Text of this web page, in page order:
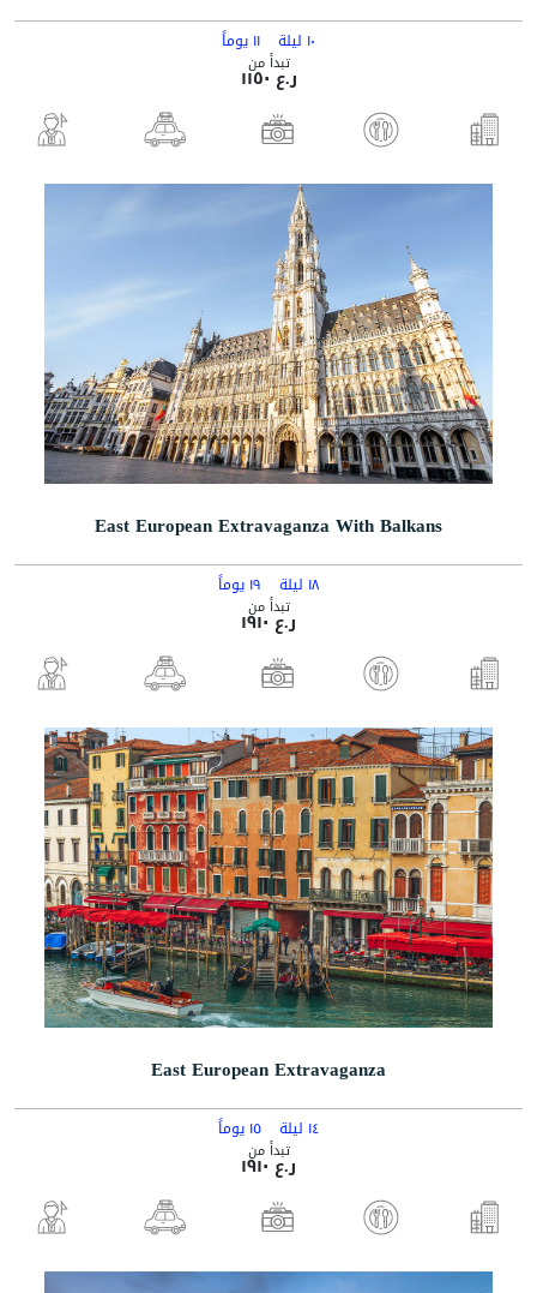
١٠ ليلة ١١ يوماً
تبدأ من
ر.ع ١١٥٠
East European Extravaganza With Balkans
١٨ ليلة ١٩ يوماً
تبدأ من
ر.ع ١٩١٠
East European Extravaganza
١٤ ليلة ١٥ يوماً
تبدأ من
ر.ع ١٩١٠